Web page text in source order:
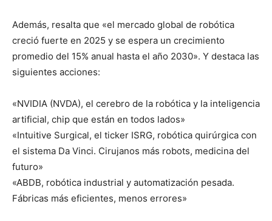
Además, resalta que «el mercado global de robótica
creció fuerte en 2025 y se espera un crecimiento
promedio del 15% anual hasta el año 2030». Y destaca las
siguientes acciones:
«NVIDIA (NVDA), el cerebro de la robótica y la inteligencia
artificial, chip que están en todos lados»
«Intuitive Surgical, el ticker ISRG, robótica quirúrgica con
el sistema Da Vinci. Cirujanos más robots, medicina del
futuro»
«ABDB, robótica industrial y automatización pesada.
Fábricas más eficientes, menos errores»